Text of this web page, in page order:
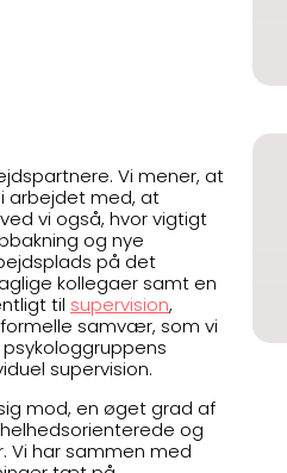
Vi mener, at
arbejdet med, at
vi også, hvor vigtigt
og nye
på det
kollegaer samt en
til supervision,
samvær, som vi
supervision.
mod, en øget grad af
og
Vi har sammen med